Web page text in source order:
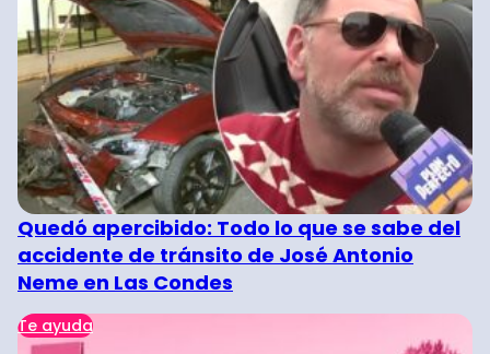
Quedó apercibido: Todo lo que se sabe del
accidente de tránsito de José Antonio
Neme en Las Condes
Te ayuda